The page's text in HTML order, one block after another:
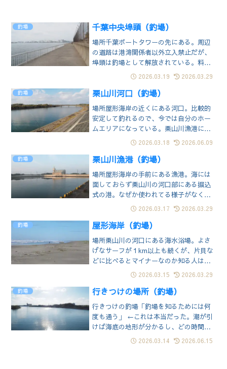
釣場 千葉中央埠頭（釣場）
場所千葉ポートタワーの先にある。周辺
の道路は港湾関係者以外立入禁止だが、
埠頭は釣場として解放されている。料金
無料で24時間出入り自由。千葉ポートパ
ークの端に駐車場とトイレがある。平日
昼間や深夜はあまり人がいない。週末は
混雑する。釣り餌屋は14号まで行かない
とない。立地千葉港の北側、港湾出口に
位置する...
2026.03.19 2026.03.29
釣場 栗山川河口（釣場）
場所屋形海岸の近くにある河口。比較的
安定して釣れるので、今では自分のホー
ムエリアになっている。栗山川漁港に車
を止めて河口岸で釣りをする人が多い。
夜は川沿いにランガンするルアーマンを
よく見掛ける。トイレは光ポケットパー
クに。釣り餌屋も近くにある。立地川幅
は90mほど。それが河口から屋形橋を経
て木戸堰ま...
2026.03.18 2026.06.09
釣場 栗山川漁港（釣場）
場所屋形海岸の手前にある漁港。海には
面しておらず栗山川の河口部にある掘込
式の港。なぜか使われてる様子がなく船
の姿は見当たらない。車を岸壁に横付け
出来る。照明もあるので夜釣りに向いて
いる。魚影は薄いが、波もなく静かで人
も少ないので個人的には気に入ってい
る。立地特徴的な建物は東部排水機場。
港内を取り囲む...
2026.03.17 2026.03.29
釣場 屋形海岸（釣場）
場所栗山川の河口にある海水浴場。よさ
げなサーフが１km以上も続くが、片貝な
どに比べるとマイナーなのか知る人は少
ない。近年は離岸流の影響で安全確保が
困難なため海水浴場の開設が見送られて
いる。そのためか普段から空いており、
いるのはサーファーと釣師くらいであ
る。立地ゴミ一つ落ちていない綺麗な砂
浜だが、春は...
2026.03.15 2026.03.29
釣場 行きつけの場所（釣場）
行きつけの釣場「釣場を知るためには何
度も通う」 ←これは本当だった。潮が引
けば海底の地形が分かるし、どの時間帯
どのポイントで何が釣れるのかも徐々に
分かってくる。居付きの爺さんが色々教
2026.03.14 2026.06.15